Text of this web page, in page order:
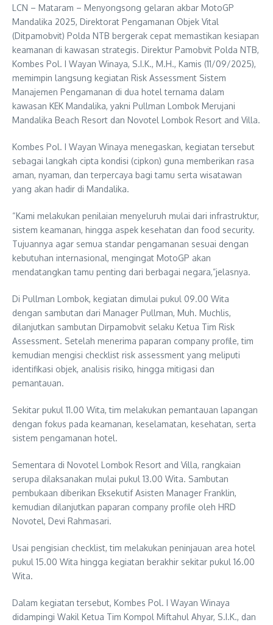
LCN – Mataram – Menyongsong gelaran akbar MotoGP
Mandalika 2025, Direktorat Pengamanan Objek Vital
(Ditpamobvit) Polda NTB bergerak cepat memastikan kesiapan
keamanan di kawasan strategis. Direktur Pamobvit Polda NTB,
Kombes Pol. I Wayan Winaya, S.I.K., M.H., Kamis (11/09/2025),
memimpin langsung kegiatan Risk Assessment Sistem
Manajemen Pengamanan di dua hotel ternama dalam
kawasan KEK Mandalika, yakni Pullman Lombok Merujani
Mandalika Beach Resort dan Novotel Lombok Resort and Villa.
Kombes Pol. I Wayan Winaya menegaskan, kegiatan tersebut
sebagai langkah cipta kondisi (cipkon) guna memberikan rasa
aman, nyaman, dan terpercaya bagi tamu serta wisatawan
yang akan hadir di Mandalika.
“Kami melakukan penilaian menyeluruh mulai dari infrastruktur,
sistem keamanan, hingga aspek kesehatan dan food security.
Tujuannya agar semua standar pengamanan sesuai dengan
kebutuhan internasional, mengingat MotoGP akan
mendatangkan tamu penting dari berbagai negara,”jelasnya.
Di Pullman Lombok, kegiatan dimulai pukul 09.00 Wita
dengan sambutan dari Manager Pullman, Muh. Muchlis,
dilanjutkan sambutan Dirpamobvit selaku Ketua Tim Risk
Assessment. Setelah menerima paparan company profile, tim
kemudian mengisi checklist risk assessment yang meliputi
identifikasi objek, analisis risiko, hingga mitigasi dan
pemantauan.
Sekitar pukul 11.00 Wita, tim melakukan pemantauan lapangan
dengan fokus pada keamanan, keselamatan, kesehatan, serta
sistem pengamanan hotel.
Sementara di Novotel Lombok Resort and Villa, rangkaian
serupa dilaksanakan mulai pukul 13.00 Wita. Sambutan
pembukaan diberikan Eksekutif Asisten Manager Franklin,
kemudian dilanjutkan paparan company profile oleh HRD
Novotel, Devi Rahmasari.
Usai pengisian checklist, tim melakukan peninjauan area hotel
pukul 15.00 Wita hingga kegiatan berakhir sekitar pukul 16.00
Wita.
Dalam kegiatan tersebut, Kombes Pol. I Wayan Winaya
didampingi Wakil Ketua Tim Kompol Miftahul Ahyar, S.I.K., dan